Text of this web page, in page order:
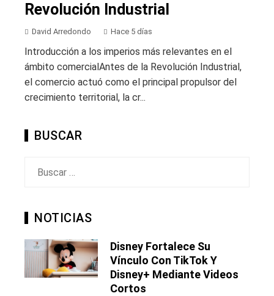
Revolución Industrial
David Arredondo Hace 5 días
Introducción a los imperios más relevantes en el
ámbito comercialAntes de la Revolución Industrial,
el comercio actuó como el principal propulsor del
crecimiento territorial, la cr...
BUSCAR
NOTICIAS
Disney Fortalece Su
Vínculo Con TikTok Y
Disney+ Mediante Videos
Cortos